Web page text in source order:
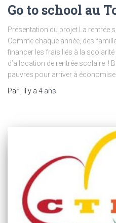
Go to school au
Présentation du projet La rentrée
Comme chaque année, des
financer les frais liés à la
d’allocation de rentrée scolaire !
pauvres pour arriver à
Par
, il y a 4 ans